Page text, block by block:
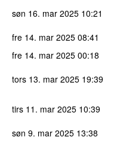
søn 16. mar 2025 10:21
fre 14. mar 2025 08:41
fre 14. mar 2025 00:18
tors 13. mar 2025 19:39
tirs 11. mar 2025 10:39
søn 9. mar 2025 13:38